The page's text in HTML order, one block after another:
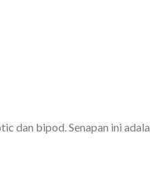
dan bipod. Senapan ini